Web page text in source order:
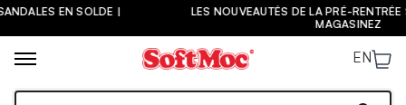
SOLDE |
LES NOUVEAUTÉS DE LA PRÉ-RENTRÉE SONT
EN